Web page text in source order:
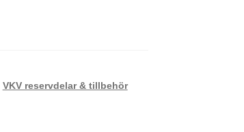
VKV reservdelar & tillbehör